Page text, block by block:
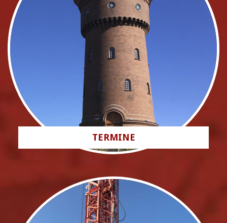
TERMINE